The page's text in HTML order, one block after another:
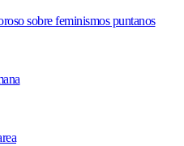
sobre feminismos puntanos